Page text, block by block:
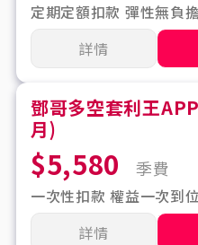
定期定額扣款 彈性無負
詳情
鄧哥多空套利王
月)
$5,580 季費
一次性扣款 權益一次到位
詳情